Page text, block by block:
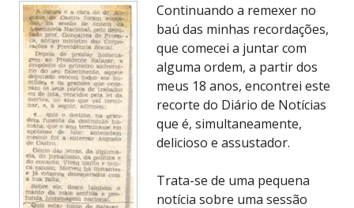
Continuando a remexer no
baú das minhas recordações,
que comecei a juntar com
alguma ordem, a partir dos
meus 18 anos, encontrei este
recorte do Diário de Notícias
que é, simultaneamente,
delicioso e assustador.
Trata-se de uma pequena
notícia sobre uma sessão